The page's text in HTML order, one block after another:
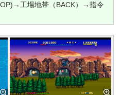
工場地帯（BACK）→指令